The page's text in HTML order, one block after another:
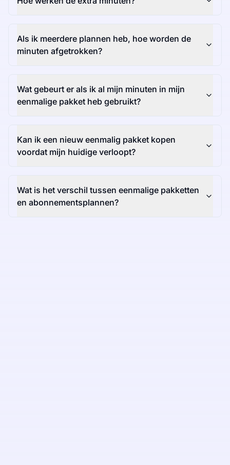
Als ik meerdere plannen heb, hoe worden de
minuten afgetrokken?
Wat gebeurt er als ik al mijn minuten in mijn
eenmalige pakket heb gebruikt?
Kan ik een nieuw eenmalig pakket kopen
voordat mijn huidige verloopt?
Wat is het verschil tussen eenmalige pakketten
en abonnementsplannen?